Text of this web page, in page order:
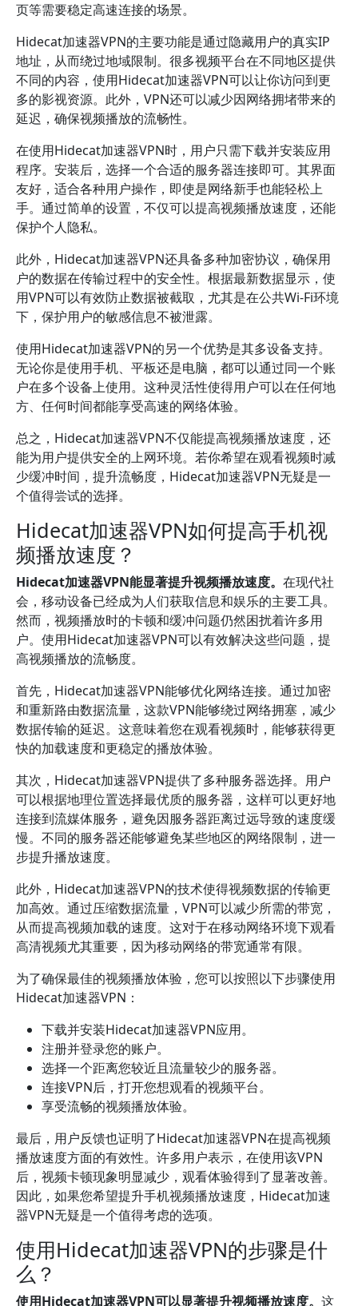
页等需要稳定高速连接的场景。
Hidecat加速器VPN的主要功能是通过隐藏用户的真实IP
地址，从而绕过地域限制。很多视频平台在不同地区提供
不同的内容，使用Hidecat加速器VPN可以让你访问到更
多的影视资源。此外，VPN还可以减少因网络拥堵带来的
延迟，确保视频播放的流畅性。
在使用Hidecat加速器VPN时，用户只需下载并安装应用
程序。安装后，选择一个合适的服务器连接即可。其界面
友好，适合各种用户操作，即使是网络新手也能轻松上
手。通过简单的设置，不仅可以提高视频播放速度，还能
保护个人隐私。
此外，Hidecat加速器VPN还具备多种加密协议，确保用
户的数据在传输过程中的安全性。根据最新数据显示，使
用VPN可以有效防止数据被截取，尤其是在公共Wi-Fi环境
下，保护用户的敏感信息不被泄露。
使用Hidecat加速器VPN的另一个优势是其多设备支持。
无论你是使用手机、平板还是电脑，都可以通过同一个账
户在多个设备上使用。这种灵活性使得用户可以在任何地
方、任何时间都能享受高速的网络体验。
总之，Hidecat加速器VPN不仅能提高视频播放速度，还
能为用户提供安全的上网环境。若你希望在观看视频时减
少缓冲时间，提升流畅度，Hidecat加速器VPN无疑是一
个值得尝试的选择。
Hidecat加速器VPN如何提高手机视
频播放速度？
Hidecat加速器VPN能显著提升视频播放速度。 在现代社
会，移动设备已经成为人们获取信息和娱乐的主要工具。
然而，视频播放时的卡顿和缓冲问题仍然困扰着许多用
户。使用Hidecat加速器VPN可以有效解决这些问题，提
高视频播放的流畅度。
首先，Hidecat加速器VPN能够优化网络连接。通过加密
和重新路由数据流量，这款VPN能够绕过网络拥塞，减少
数据传输的延迟。这意味着您在观看视频时，能够获得更
快的加载速度和更稳定的播放体验。
其次，Hidecat加速器VPN提供了多种服务器选择。用户
可以根据地理位置选择最优质的服务器，这样可以更好地
连接到流媒体服务，避免因服务器距离过远导致的速度缓
慢。不同的服务器还能够避免某些地区的网络限制，进一
步提升播放速度。
此外，Hidecat加速器VPN的技术使得视频数据的传输更
加高效。通过压缩数据流量，VPN可以减少所需的带宽，
从而提高视频加载的速度。这对于在移动网络环境下观看
高清视频尤其重要，因为移动网络的带宽通常有限。
为了确保最佳的视频播放体验，您可以按照以下步骤使用
Hidecat加速器VPN：
下载并安装Hidecat加速器VPN应用。
注册并登录您的账户。
选择一个距离您较近且流量较少的服务器。
连接VPN后，打开您想观看的视频平台。
享受流畅的视频播放体验。
最后，用户反馈也证明了Hidecat加速器VPN在提高视频
播放速度方面的有效性。许多用户表示，在使用该VPN
后，视频卡顿现象明显减少，观看体验得到了显著改善。
因此，如果您希望提升手机视频播放速度，Hidecat加速
器VPN无疑是一个值得考虑的选项。
使用Hidecat加速器VPN的步骤是什
么？
使用Hidecat加速器VPN可以显著提升视频播放速度。 这